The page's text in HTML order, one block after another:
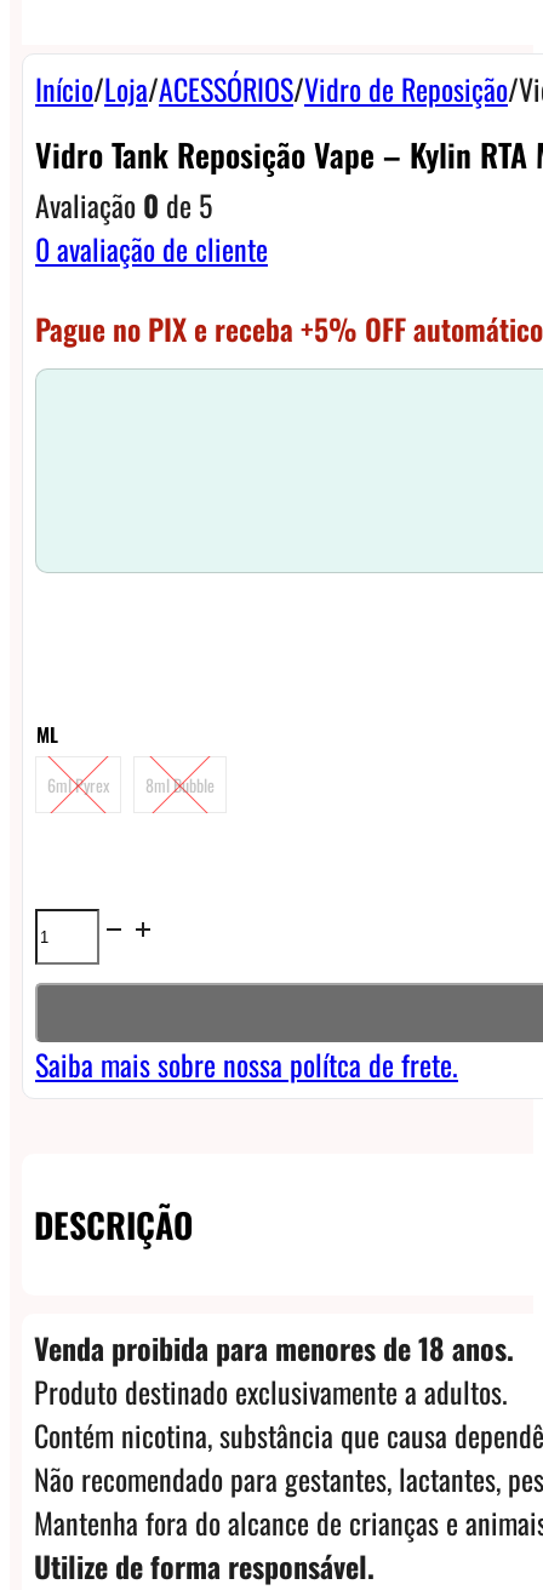
Início/Loja/ACESSÓRIOS/Vidro de Reposição/
Vidro Tank Reposição Vape – Kylin RTA
Avaliação0 de 5
0avaliação de cliente
Pague no PIX e receba +5% OFF
ML
6ml Pyrex 8ml Bubble
Vidro
Tank
Vape
-
M
Saiba mais sobre nossa polítca de frete.
DESCRIÇÃO
Venda proibida para menores de 18 anos.
Produto destinado exclusivamente a adultos.
Contém nicotina, substância que causa
Não recomendado para gestantes, lactantes,
Mantenha fora do alcance de crianças e
Utilize de forma responsável.